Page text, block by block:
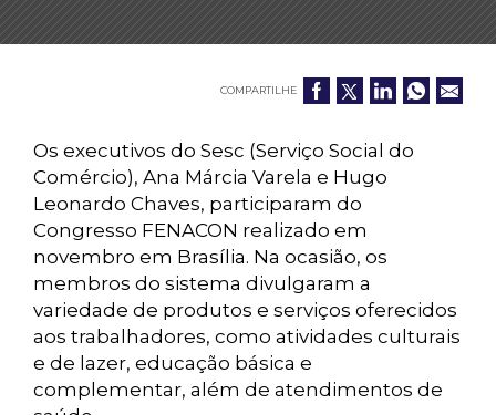
COMPARTILHE
Os executivos do Sesc (Serviço Social do
Comércio), Ana Márcia Varela e Hugo
Leonardo Chaves, participaram do
Congresso FENACON realizado em
novembro em Brasília. Na ocasião, os
membros do sistema divulgaram a
variedade de produtos e serviços oferecidos
aos trabalhadores, como atividades culturais
e de lazer, educação básica e
complementar, além de atendimentos de